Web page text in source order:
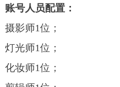
账号人员配置：
摄影师1位；
灯光师1位；
化妆师1位；